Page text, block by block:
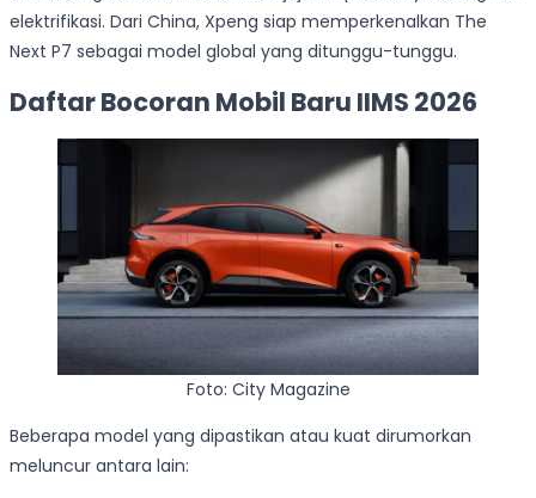
elektrifikasi. Dari China, Xpeng siap memperkenalkan The
Next P7 sebagai model global yang ditunggu-tunggu.
Daftar Bocoran Mobil Baru IIMS 2026
Foto: City Magazine
Beberapa model yang dipastikan atau kuat dirumorkan
meluncur antara lain: